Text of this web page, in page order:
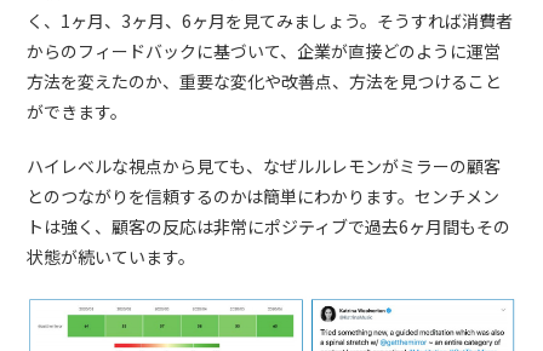
く、1ヶ月、3ヶ月、6ヶ月を見てみましょう。そうすれば消費者
からのフィードバックに基づいて、企業が直接どのように運営
方法を変えたのか、重要な変化や改善点、方法を見つけること
ができます。
ハイレベルな視点から見ても、なぜルルレモンがミラーの顧客
とのつながりを信頼するのかは簡単にわかります。センチメン
トは強く、顧客の反応は非常にポジティブで過去6ヶ月間もその
状態が続いています。